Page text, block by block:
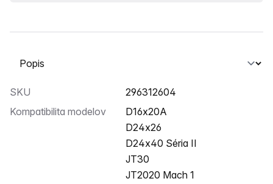
Vyberte kartu
SKU
296312604
Kompatibilita modelov
D16x20A
D24x26
D24x40 Séria II
JT30
JT2020 Mach 1